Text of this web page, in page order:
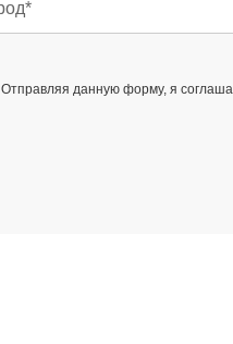
Отправляя данную форму, я